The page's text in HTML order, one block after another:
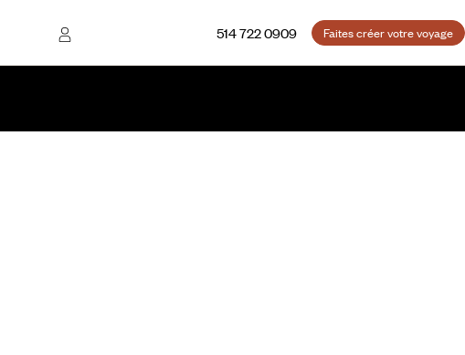
514 722 0909 Faites créer votre voyage